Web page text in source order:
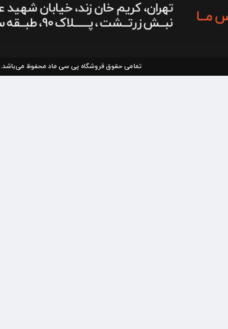
تمامی حقوق فروشگاه پی سی ماد محفوظ می‌باشد.